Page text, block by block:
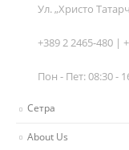
Ул. „Христо
+389 2 2465-480 |
Пон - Пет: 08:30 -
Сетра
About Us